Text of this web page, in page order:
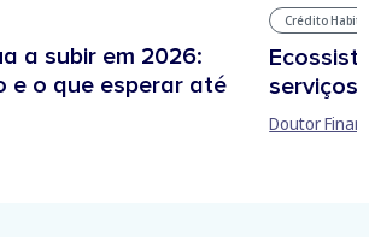
a subir em 2026:
e o que esperar até
Crédito
serviços
Doutor